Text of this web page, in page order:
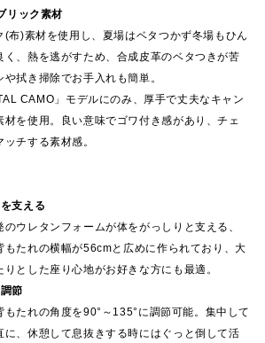
リック素材
(布)素材を使用し、夏場はベタつかず冬場もひん
く、熱を逃がすため、合成皮革のベタつきが苦
拭き掃除でお手入れも簡単。
CAMO」モデルにのみ、厚手で丈夫なキャン
を使用。良い意味でゴワ付き感があり、チェ
チする素材感。
支える
ウレタンフォームが体をがっしりと支える、
もたれの横幅が56cmと広めに作られており、大
とした座り心地がお好きな方にも最適。
節
もたれの角度を90°～135°に調節可能。集中して
に、休憩して息抜きする時にはぐっと倒して活